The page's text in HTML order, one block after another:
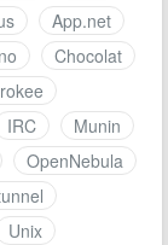
App.net
Chocolat
IRC
Munin
OpenNebula
Unix